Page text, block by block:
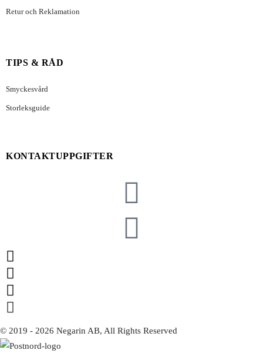
Retur och Reklamation
TIPS & RÅD
Smyckesvård
Storleksguide
KONTAKTUPPGIFTER
© 2019 - 2026 Negarin AB, All Rights Reserved